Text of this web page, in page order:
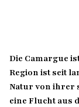
Die Camargue
Region ist seit
Natur von ihrer
eine Flucht aus